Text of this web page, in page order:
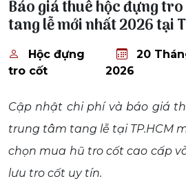
Báo giá thuê hộc đựng
tang lễ mới nhất 2026 tại
Hộc đựng
tro cốt
20
2026
Cập nhật chi phí và báo giá
trung tâm tang lễ tại TP.HCM
chọn mua hũ tro cốt cao cấp
lưu tro cốt uy tín.